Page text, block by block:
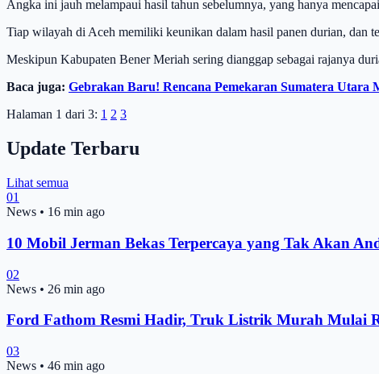
Angka ini jauh melampaui hasil tahun sebelumnya, yang hanya
Tiap wilayah di Aceh memiliki keunikan dalam hasil panen durian, dan
Meskipun Kabupaten Bener Meriah sering dianggap sebagai rajanya
Baca juga: Gebrakan Baru! Rencana Pemekaran Sumatera
Halaman 1 dari 3: 1 2 3
Update Terbaru
Lihat semua
01
News • 16 min ago
10 Mobil Jerman Bekas Terpercaya yang Tak Akan
02
News • 26 min ago
Ford Fathom Resmi Hadir, Truk Listrik Murah Mulai
03
News • 46 min ago